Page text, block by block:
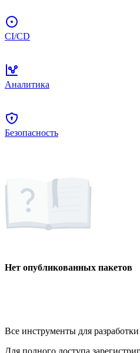
CI/CD
Аналитика
Безопасность
Нет опубликованных пакетов
Все инструменты для
Для полного доступа